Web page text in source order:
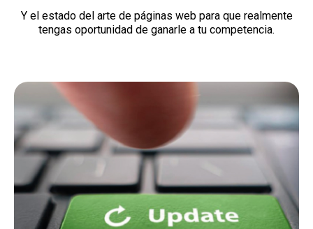
Y el estado del arte de páginas web para que realmente
tengas oportunidad de ganarle a tu competencia.